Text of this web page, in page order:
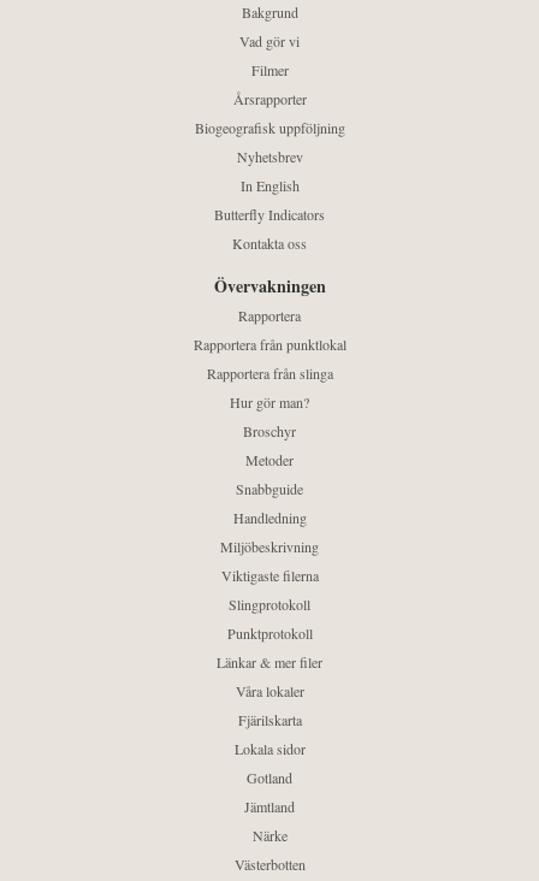
Bakgrund
Vad gör vi
Filmer
Årsrapporter
Biogeografisk uppföljning
Nyhetsbrev
In English
Butterfly Indicators
Kontakta oss
Övervakningen
Rapportera
Rapportera från punktlokal
Rapportera från slinga
Hur gör man?
Broschyr
Metoder
Snabbguide
Handledning
Miljöbeskrivning
Viktigaste filerna
Slingprotokoll
Punktprotokoll
Länkar & mer filer
Våra lokaler
Fjärilskarta
Lokala sidor
Gotland
Jämtland
Närke
Västerbotten